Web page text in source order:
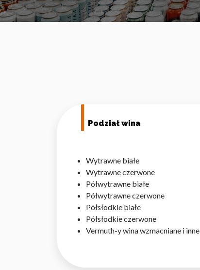
Podział wina
Wytrawne białe
Wytrawne czerwone
Półwytrawne białe
Półwytrawne czerwone
Półsłodkie białe
Półsłodkie czerwone
Vermuth-y wina wzmacniane i inne